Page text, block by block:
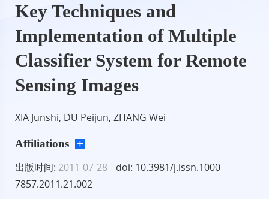
Key Techniques and
Implementation of Multiple
Classifier System for Remote
Sensing Images
XIA Junshi, DU Peijun, ZHANG Wei
Affiliations
出版时间: 2011-07-28
doi: 10.3981/j.issn.1000-
7857.2011.21.002